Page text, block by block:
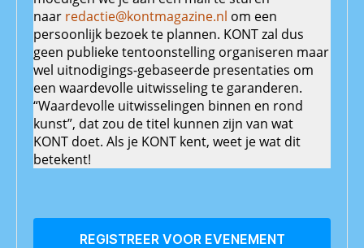
naar redactie@kontmagazine.nl om een
persoonlijk bezoek te plannen. KONT zal dus
geen publieke tentoonstelling organiseren maar
wel uitnodigings-gebaseerde presentaties om
een waardevolle uitwisseling te garanderen.
“Waardevolle uitwisselingen binnen en rond
kunst”, dat zou de titel kunnen zijn van wat
KONT doet. Als je KONT kent, weet je wat dit
betekent!
REGISTREER VOOR EVENEMENT